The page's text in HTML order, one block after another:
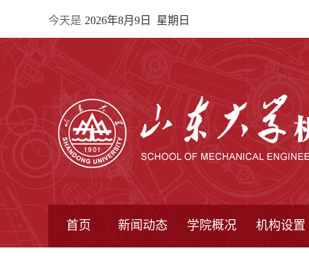
今天是 2026年8月9日 星期日
首页 新闻动态 学院概况 机构设置